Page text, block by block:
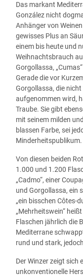
ökologisch, doch bei
gegriffen, wenn es
selbstverständlich,
bedient auch das
Bodega, die man im
Das markant
González nicht
Anhänger von
gewisses Plus an
einem bis heute und
Weihnachtsbrauch
Gorgollassa,
Gerade die vor
Gorgollassa, die
aufgenommen wird,
Traube. Sie gibt
mit seinem milden
blassen Farbe, sei
Minderheitspublikum.
Von diesen beiden
1.000 und 1.200
„Cadmo“, einer
und Gorgollassa, ein
„ein bisschen Côtes-
„Mehrheitswein“
Flaschen jährlich die
Mediterrane
rund und stark,
Der Winzer zeigt
unkonventionelle